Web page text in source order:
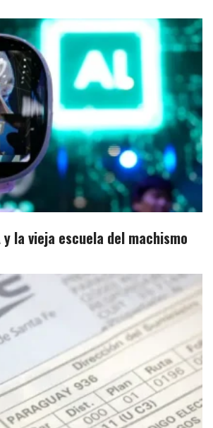
la vieja escuela del machismo